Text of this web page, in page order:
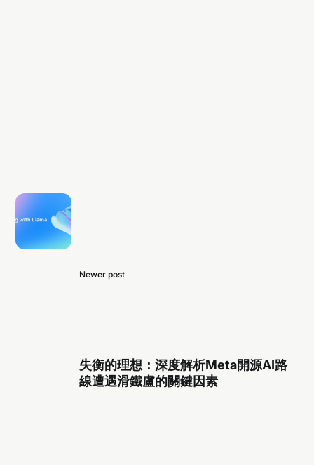
Newer post
失衡的理想：深度解析Meta開源AI路
線遭遇滑鐵盧的關鍵因素